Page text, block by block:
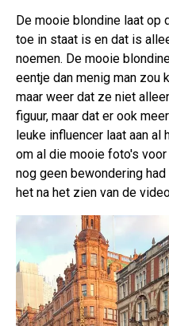
De mooie blondine laat op
toe in staat is en dat is
noemen. De mooie
eentje dan menig man zou
maar weer dat ze niet
figuur, maar dat er ook
leuke influencer laat aan
om al die mooie foto's voor
nog geen bewondering
het na het zien van de